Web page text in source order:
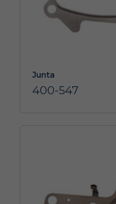
Junta
400-547